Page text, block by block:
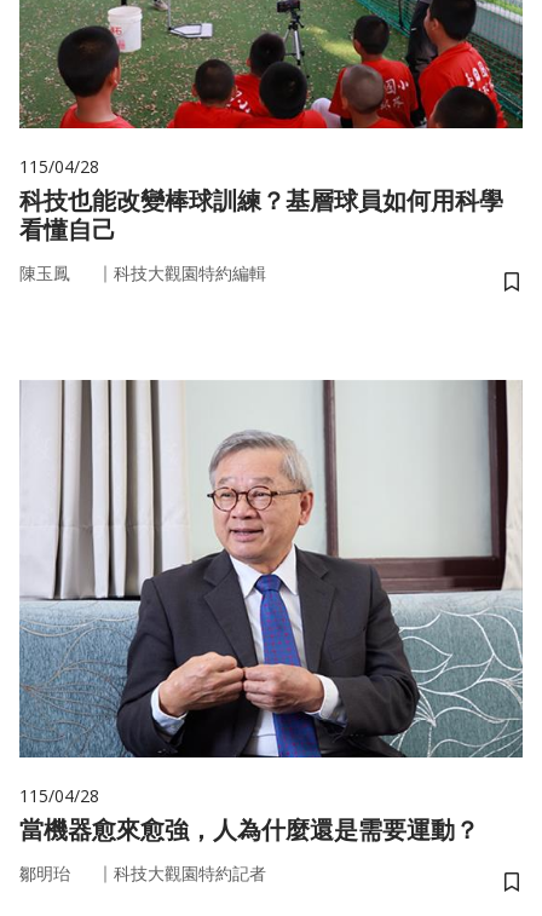
115/04/28
科技也能改變棒球訓練？基層球員如何用科學
看懂自己
陳玉鳳 ｜ 科技大觀園特約編輯
儲
115/04/28
當機器愈來愈強，人為什麼還是需要運動？
鄒明珆 ｜ 科技大觀園特約記者
儲